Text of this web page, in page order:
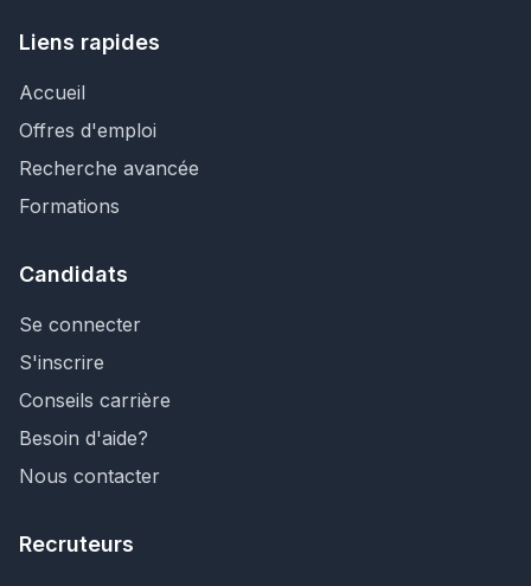
Liens rapides
Accueil
Offres d'emploi
Recherche avancée
Formations
Candidats
Se connecter
S'inscrire
Conseils carrière
Besoin d'aide?
Nous contacter
Recruteurs